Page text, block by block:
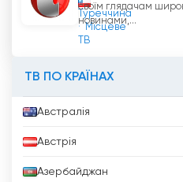
Туреччина
Місцеве
ТВ
своїм глядачам
новинами,...
ТВ ПО КРАЇНАХ
Австралія
Австрія
Азербайджан